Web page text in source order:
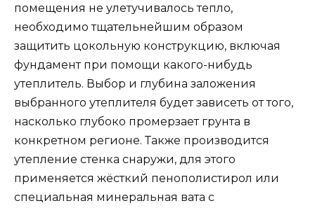
помещения не улетучивалось тепло,
необходимо тщательнейшим образом
защитить цокольную конструкцию, включая
фундамент при помощи какого-нибудь
утеплитель. Выбор и глубина заложения
выбранного утеплителя будет зависеть от того,
насколько глубоко промерзает грунта в
конкретном регионе. Также производится
утепление стенка снаружи, для этого
применяется жёсткий пенополистирол или
специальная минеральная вата с